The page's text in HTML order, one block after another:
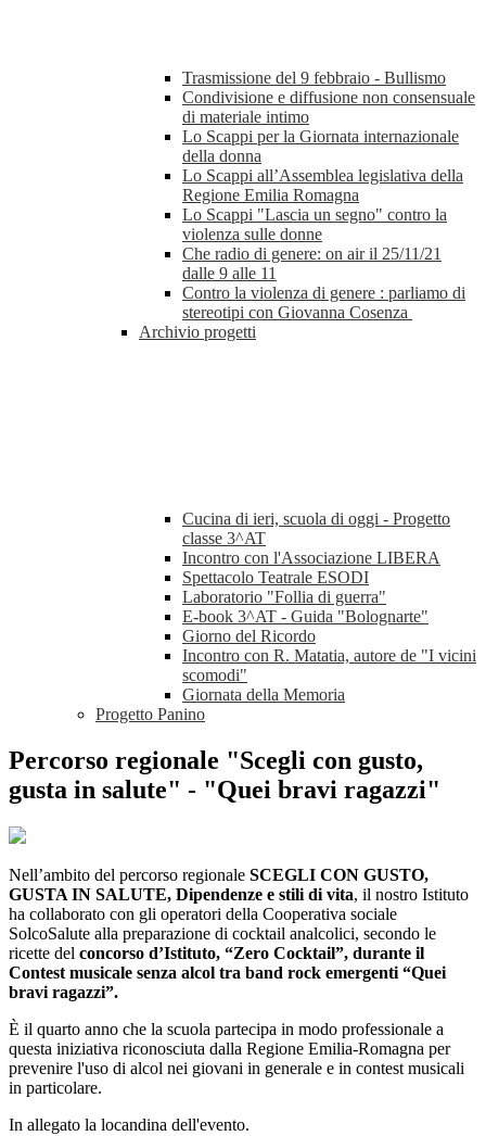
Trasmissione del 9 febbraio - Bullismo
Condivisione e diffusione non consensuale
di materiale intimo
Lo Scappi per la Giornata internazionale
della donna
Lo Scappi all’Assemblea legislativa della
Regione Emilia Romagna
Lo Scappi "Lascia un segno" contro la
violenza sulle donne
Che radio di genere: on air il 25/11/21
dalle 9 alle 11
Contro la violenza di genere : parliamo di
stereotipi con Giovanna Cosenza
Archivio progetti
Cucina di ieri, scuola di oggi - Progetto
classe 3^AT
Incontro con l'Associazione LIBERA
Spettacolo Teatrale ESODI
Laboratorio "Follia di guerra"
E-book 3^AT - Guida "Bolognarte"
Giorno del Ricordo
Incontro con R. Matatia, autore de "I vicini
scomodi"
Giornata della Memoria
Progetto Panino
Percorso regionale "Scegli con gusto,
gusta in salute" - "Quei bravi ragazzi"
Nell’ambito del percorso regionale SCEGLI CON GUSTO,
GUSTA IN SALUTE, Dipendenze e stili di vita, il nostro Istituto
ha collaborato con gli operatori della Cooperativa sociale
SolcoSalute alla preparazione di cocktail analcolici, secondo le
ricette del concorso d’Istituto, “Zero Cocktail”, durante il
Contest musicale senza alcol tra band rock emergenti “Quei
bravi ragazzi”.
È il quarto anno che la scuola partecipa in modo professionale a
questa iniziativa riconosciuta dalla Regione Emilia-Romagna per
prevenire l'uso di alcol nei giovani in generale e in contest musicali
in particolare.
In allegato la locandina dell'evento.